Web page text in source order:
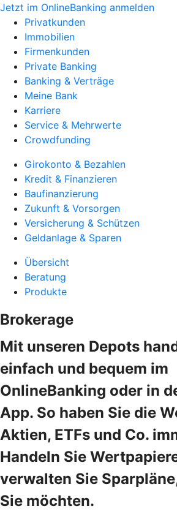
Jetzt im OnlineBanking anmelden
Privatkunden
Immobilien
Firmenkunden
Private Banking
Banking & Verträge
Meine Bank
Karriere
Service & Mehrwerte
Crowdfunding
Girokonto & Bezahlen
Kredit & Finanzieren
Baufinanzierung
Zukunft & Vorsorgen
Versicherung & Schützen
Geldanlage & Sparen
Übersicht
Beratung
Produkte
Brokerage
Mit unseren Depots
einfach und bequem im
OnlineBanking oder in
App. So haben Sie die
Aktien, ETFs und Co.
Handeln Sie
verwalten Sie
Sie möchten.